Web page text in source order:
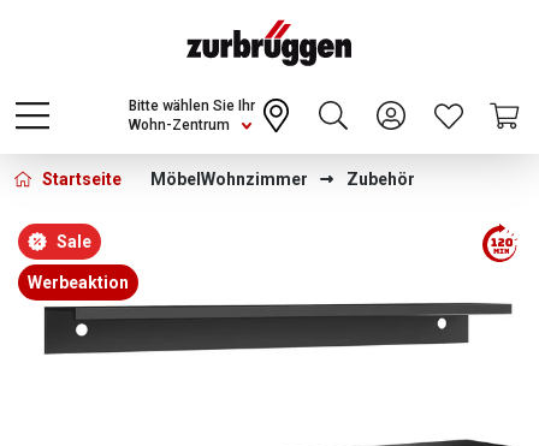
Choose a different country or region to see
content for your location and shop online
CONTINUE
Wohn-Zentrum
Bitte wählen Sie Ihr
Startseite Möbel Wohnzimmer Zubehör
Bildergalerie überspringen
Sale
Werbeaktion